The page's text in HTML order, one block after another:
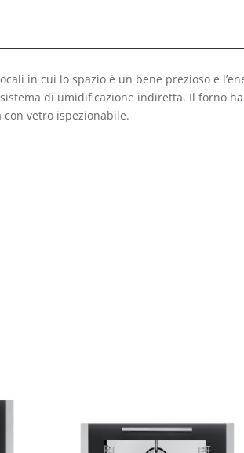
in cui lo spazio è un bene prezioso e
di umidificazione indiretta. Il forno
vetro ispezionabile.